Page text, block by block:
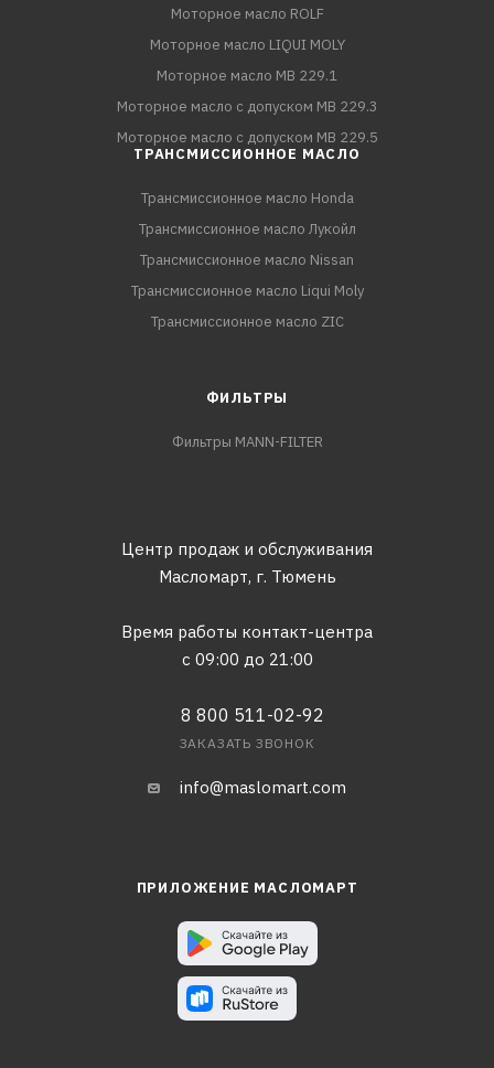
Моторное масло ROLF
Моторное масло LIQUI MOLY
Моторное масло MB 229.1
Моторное масло с допуском MB 229.3
Моторное масло с допуском MB 229.5
ТРАНСМИССИОННОЕ МАСЛО
Трансмиссионное масло Honda
Трансмиссионное масло Лукойл
Трансмиссионное масло Nissan
Трансмиссионное масло Liqui Moly
Трансмиссионное масло ZIC
ФИЛЬТРЫ
Фильтры MANN-FILTER
Центр продаж и обслуживания
Масломарт, г. Тюмень
Время работы контакт-центра
с 09:00 до 21:00
8 800 511-02-92
ЗАКАЗАТЬ ЗВОНОК
info@maslomart.com
ПРИЛОЖЕНИЕ МАСЛОМАРТ